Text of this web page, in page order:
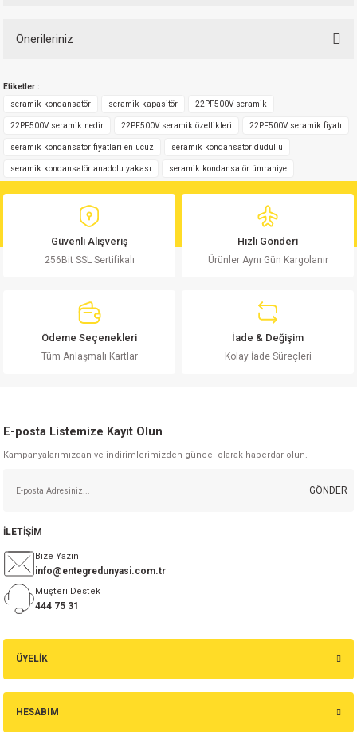
Önerileriniz
yetersiz gördüğünüz noktaları öneri formunu kullanarak tarafımıza
iletebilirsiniz.
Ürün açıklamasında eksik bilgiler bulunuyor.
Ürün bilgilerinde hatalar bulunuyor.
Ürün fiyatı diğer sitelerden daha pahalı.
Bu ürüne benzer farklı alternatifler olmalı.
Etiketler :
seramik kondansatör
seramik kapasitör 22PF500V seramik
22PF500V seramik nedir 22PF500V seramik özellikleri 22PF500V seramik fiyatı
seramik kondansatör fiyatları en ucuz seramik kondansatör dudullu
seramik kondansatör anadolu yakası seramik kondansatör ümraniye
Güvenli Alışveriş
256Bit SSL Sertifikalı
Hızlı Gönderi
Ürünler Aynı Gün Kargolanır
Ödeme Seçenekleri
Tüm Anlaşmalı Kartlar
İade & Değişim
Kolay İade Süreçleri
E-posta Listemize Kayıt Olun
Kampanyalarımızdan ve indirimlerimizden güncel olarak haberdar olun.
GÖNDER
ÜYELİK
HESABIM
İLETİŞİM
Bize Yazın
info@entegredunyasi.com.tr
Müşteri Destek
444 75 31